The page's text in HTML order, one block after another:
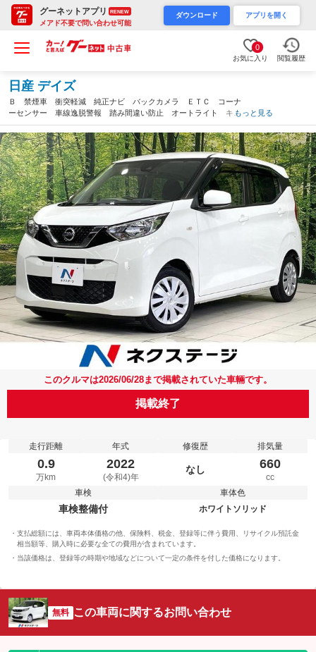
グーネットアプリ RENEW
メアド不要で問い合わせ可能
ダウンロード アプリを開く
0
お気に入り 閲覧履歴
日産 デイズ
Ｂ 禁煙車 衝突軽減 純正ナビ バックカメラ ＥＴＣ コーナ
ーセンサー 車線逸脱警報 踏み間違い防止 オートライト キー
レス アイドリングストップ フルセグ Ｂｌｕｅｔｏｏｔｈ Ｃ
Ｄ再生 電動格納ミラー（愛知県）
もっと見る
このクルマは2026/06/28まで掲載されていた車輛です。
掲載終了
走行距離
0.9
万km
年式
2022
(令和4)年
修復歴
なし
排気量
660
cc
車検
車検整備付
車体色
ホワイトソリッド
支払総額には、車両本体価格の他、保険料、税金、登録等に伴う費用、リサイクル預託金
相当額等、購入時に必要な全ての費用が含まれています。
当該価格は、登録等の時期や地域などについて一定の条件を付した価格になります。
無料 この車両に関するお問い合わせ